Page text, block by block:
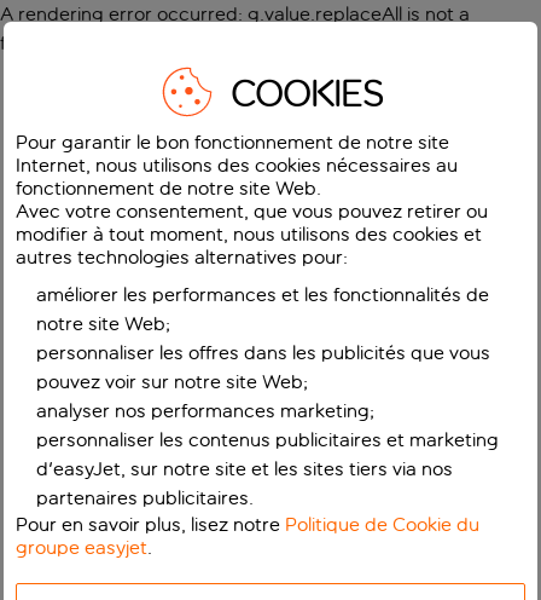
A rendering error occurred: g.value.replaceAll is not a
function
COOKIES
Pour garantir le bon fonctionnement de notre site
Internet, nous utilisons des cookies nécessaires au
fonctionnement de notre site Web.
Avec votre consentement, que vous pouvez retirer ou
modifier à tout moment, nous utilisons des cookies et
autres technologies alternatives pour:
améliorer les performances et les fonctionnalités de
notre site Web;
personnaliser les offres dans les publicités que vous
pouvez voir sur notre site Web;
analyser nos performances marketing;
personnaliser les contenus publicitaires et marketing
d'easyJet, sur notre site et les sites tiers via nos
partenaires publicitaires.
Pour en savoir plus, lisez notre Politique de Cookie du
groupe easyjet.